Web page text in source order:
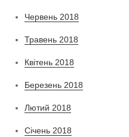
Червень 2018
Травень 2018
Квітень 2018
Березень 2018
Лютий 2018
Січень 2018